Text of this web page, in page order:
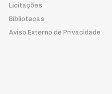
Licitações
Bibliotecas
Aviso Externo de Privacidade